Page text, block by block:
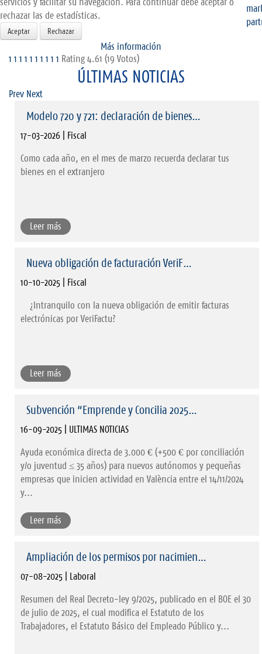
1 1 1 1 1 1 1 1 1 1 Rating 4.61 (19 Votos)
ÚLTIMAS NOTICIAS
Prev Next
Modelo 720 y 721: declaración de bienes…
17-03-2026 | Fiscal
Como cada año, en el mes de marzo recuerda declarar tus
bienes en el extranjero
Leer más
Nueva obligación de facturación VeriF…
10-10-2025 | Fiscal
¿Intranquilo con la nueva obligación de emitir facturas
electrónicas por VeriFactu?
Leer más
Subvención “Emprende y Concilia 2025…
16-09-2025 | ULTIMAS NOTICIAS
Ayuda económica directa de 3.000 € (+500 € por conciliación
y/o juventud ≤ 35 años) para nuevos autónomos y pequeñas
empresas que inicien actividad en València entre el 14/11/2024
y...
Leer más
Ampliación de los permisos por nacimien…
07-08-2025 | Laboral
Resumen del Real Decreto-ley 9/2025, publicado en el BOE el 30
de julio de 2025, el cual modifica el Estatuto de los
Trabajadores, el Estatuto Básico del Empleado Público y...
rechazar las de estadísticas.
Aceptar Rechazar
Más información